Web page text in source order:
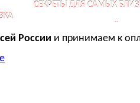
СЕКРЕТЫ ДЛЯ САМЫХ
России и принимаем к